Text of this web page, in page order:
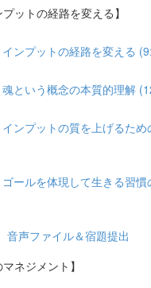
ットの経路を変える】
ンプットの経路を変える
という概念の本質的理解
ンプットの質を上げるため
ールを体現して生きる習慣
声ファイル＆宿題提出
ネジメント】